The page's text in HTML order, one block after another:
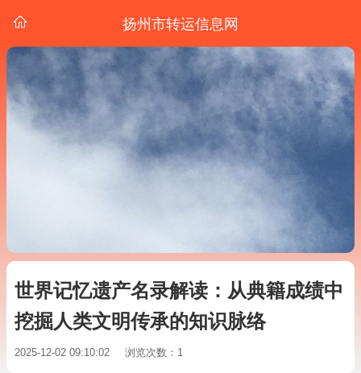
扬州市转运信息网
世界记忆遗产名录解读：从典籍成绩中
挖掘人类文明传承的知识脉络
2025-12-02 09:10:02 浏览次数：1